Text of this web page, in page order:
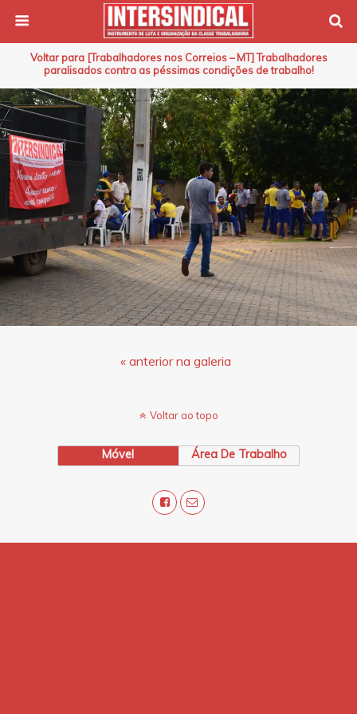
Voltar para [Trabalhadores nos Correios – MT] Trabalhadores
paralisados contra as péssimas condições de trabalho!
« anterior na galeria
Voltar ao topo
Móvel Área De Trabalho